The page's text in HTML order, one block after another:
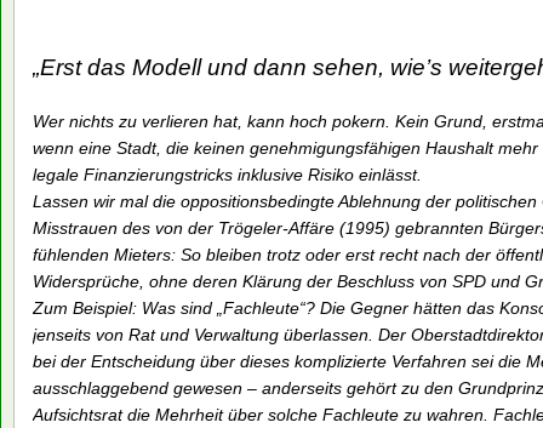
„Erst das Modell und dann sehen, wie’s
Wer nichts zu verlieren hat, kann hoch pokern. Kein Grund,
wenn eine Stadt, die keinen genehmigungsfähigen Haushalt
legale Finanzierungstricks inklusive Risiko einlässt.
Lassen wir mal die oppositionsbedingte Ablehnung der
Misstrauen des von der Trögeler-Affäre (1995) gebrannten
fühlenden Mieters: So bleiben trotz oder erst recht nach der
Widersprüche, ohne deren Klärung der Beschluss von SPD und
Zum Beispiel: Was sind „Fachleute“? Die Gegner hätten das
jenseits von Rat und Verwaltung überlassen. Der
bei der Entscheidung über dieses komplizierte Verfahren sei die
ausschlaggebend gewesen – anderseits gehört zu den
Aufsichtsrat die Mehrheit über solche Fachleute zu wahren.